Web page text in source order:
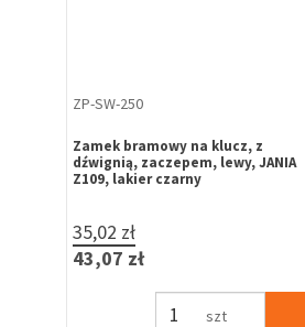
ZP-SW-250
Zamek bramowy na klucz, z
dźwignią, zaczepem, lewy, JANIA
Z109, lakier czarny
35,02 zł
43,07 zł
szt